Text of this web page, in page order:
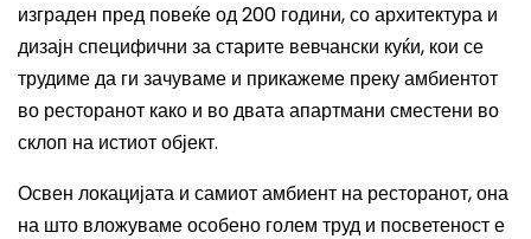
изграден пред повеќе од 200 години, со архитектура и
дизајн специфични за старите вевчански куќи, кои се
трудиме да ги зачуваме и прикажеме преку амбиентот
во ресторанот како и во двата апартмани сместени во
склоп на истиот објект.
Освен локацијата и самиот амбиент на ресторанот, она
на што вложуваме особено голем труд и посветеност е